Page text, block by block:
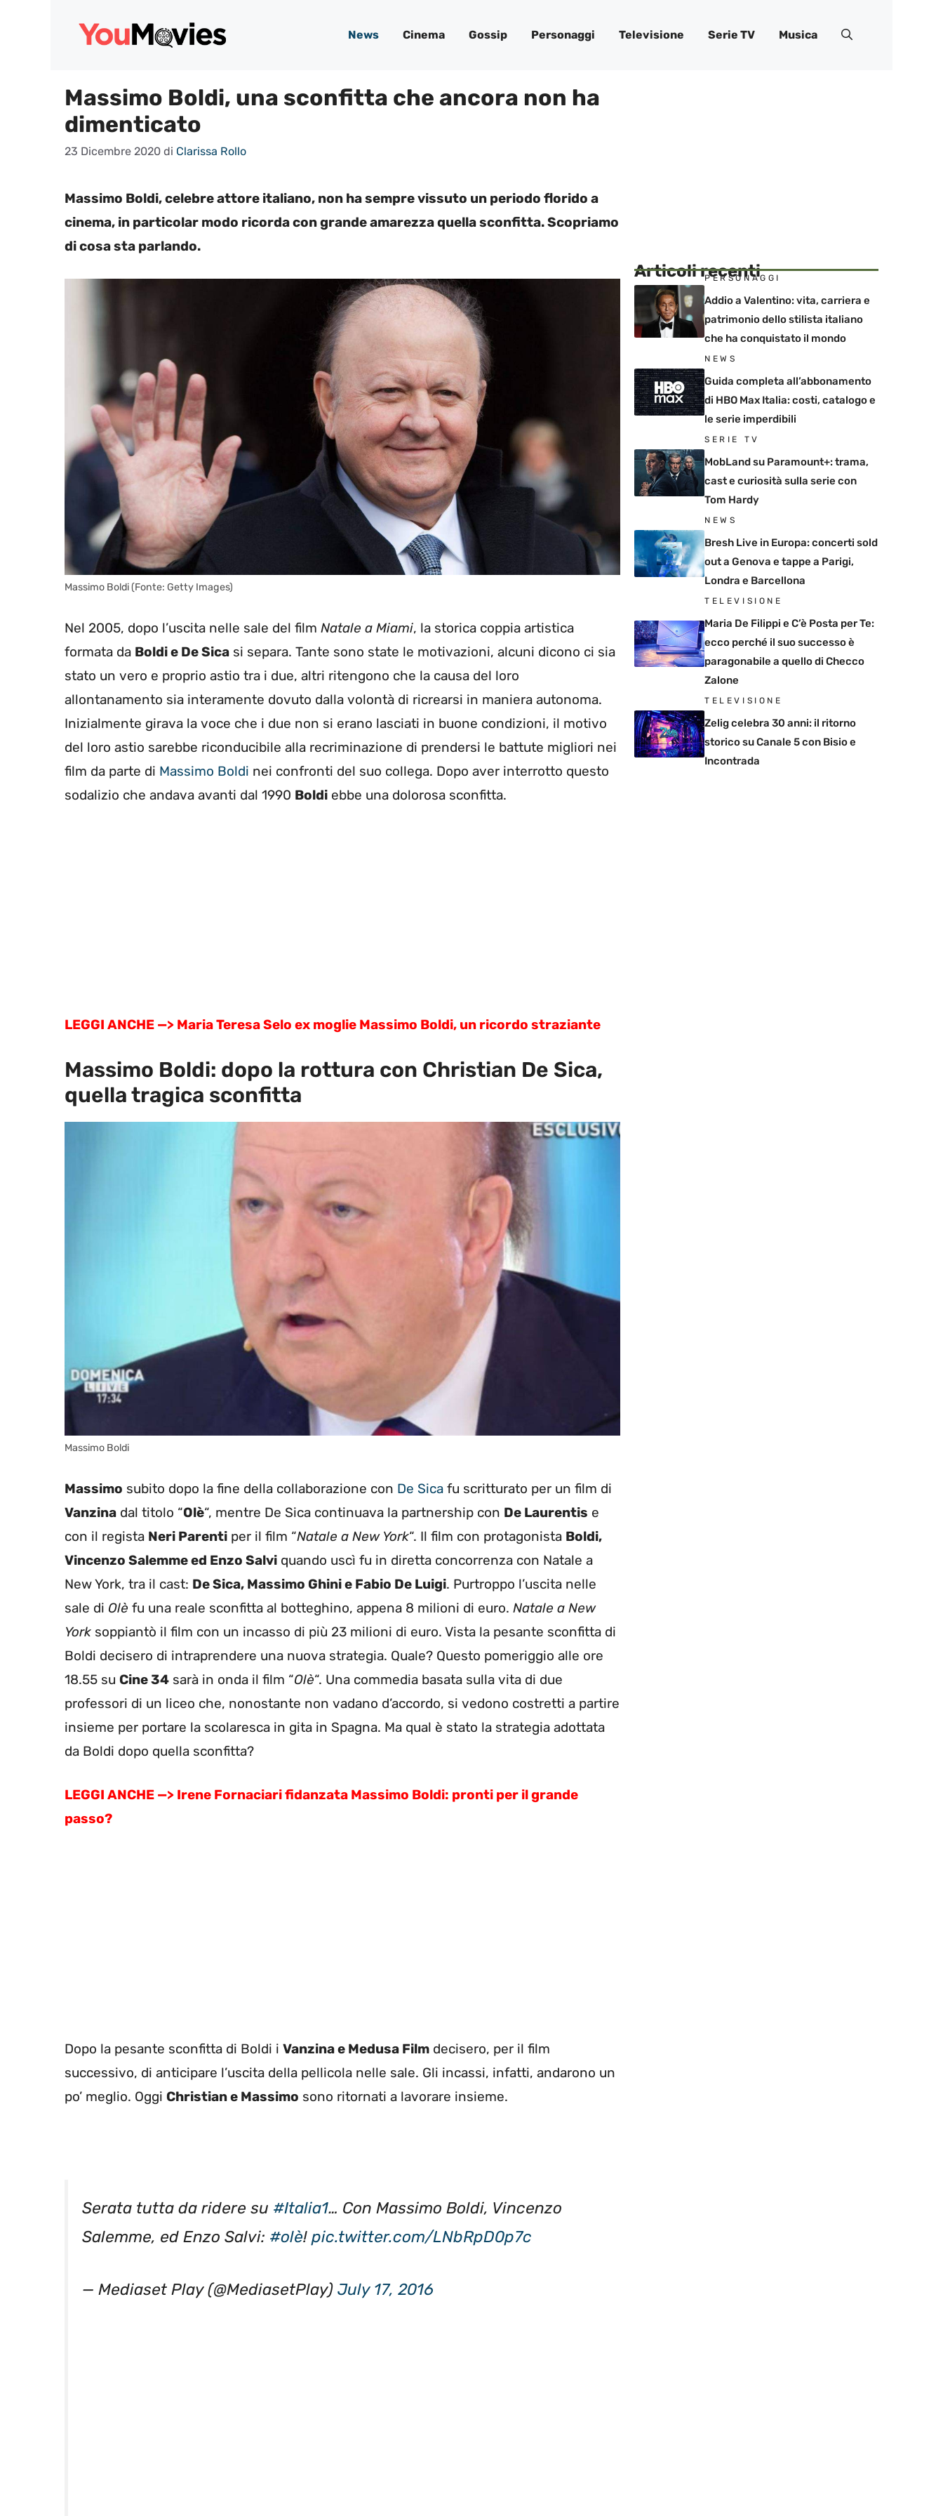
News Cinema Gossip Personaggi Televisione Serie TV Musica
Massimo Boldi, una sconfitta che ancora non ha
dimenticato
23 Dicembre 2020 di Clarissa Rollo
Massimo Boldi, celebre attore italiano, non ha sempre vissuto un periodo florido a
cinema, in particolar modo ricorda con grande amarezza quella sconfitta. Scopriamo
di cosa sta parlando.
Massimo Boldi (Fonte: Getty Images)
Nel 2005, dopo l’uscita nelle sale del film Natale a Miami, la storica coppia artistica
formata da Boldi e De Sica si separa. Tante sono state le motivazioni, alcuni dicono ci sia
stato un vero e proprio astio tra i due, altri ritengono che la causa del loro
allontanamento sia interamente dovuto dalla volontà di ricrearsi in maniera autonoma.
Inizialmente girava la voce che i due non si erano lasciati in buone condizioni, il motivo
del loro astio sarebbe riconducibile alla recriminazione di prendersi le battute migliori nei
film da parte di Massimo Boldi nei confronti del suo collega. Dopo aver interrotto questo
sodalizio che andava avanti dal 1990 Boldi ebbe una dolorosa sconfitta.
LEGGI ANCHE —> Maria Teresa Selo ex moglie Massimo Boldi, un ricordo straziante
Massimo Boldi: dopo la rottura con Christian De Sica,
quella tragica sconfitta
Massimo Boldi
Massimo subito dopo la fine della collaborazione con De Sica fu scritturato per un film di
Vanzina dal titolo “Olè“, mentre De Sica continuava la partnership con De Laurentis e
con il regista Neri Parenti per il film “Natale a New York“. Il film con protagonista Boldi,
Vincenzo Salemme ed Enzo Salvi quando uscì fu in diretta concorrenza con Natale a
New York, tra il cast: De Sica, Massimo Ghini e Fabio De Luigi. Purtroppo l’uscita nelle
sale di Olè fu una reale sconfitta al botteghino, appena 8 milioni di euro. Natale a New
York soppiantò il film con un incasso di più 23 milioni di euro. Vista la pesante sconfitta di
Boldi decisero di intraprendere una nuova strategia. Quale? Questo pomeriggio alle ore
18.55 su Cine 34 sarà in onda il film “Olè“. Una commedia basata sulla vita di due
professori di un liceo che, nonostante non vadano d’accordo, si vedono costretti a partire
insieme per portare la scolaresca in gita in Spagna. Ma qual è stato la strategia adottata
da Boldi dopo quella sconfitta?
LEGGI ANCHE —> Irene Fornaciari fidanzata Massimo Boldi: pronti per il grande
passo?
Dopo la pesante sconfitta di Boldi i Vanzina e Medusa Film decisero, per il film
successivo, di anticipare l’uscita della pellicola nelle sale. Gli incassi, infatti, andarono un
po’ meglio. Oggi Christian e Massimo sono ritornati a lavorare insieme.
Serata tutta da ridere su #Italia1 … Con Massimo Boldi, Vincenzo
Salemme, ed Enzo Salvi: #olè! pic.twitter.com/LNbRpD0p7c
— Mediaset Play (@MediasetPlay) July 17, 2016
Articoli recenti
PERSONAGGI
Addio a Valentino: vita, carriera e
patrimonio dello stilista italiano
che ha conquistato il mondo
NEWS
Guida completa all’abbonamento
di HBO Max Italia: costi, catalogo e
le serie imperdibili
SERIE TV
MobLand su Paramount+: trama,
cast e curiosità sulla serie con
Tom Hardy
NEWS
Bresh Live in Europa: concerti sold
out a Genova e tappe a Parigi,
Londra e Barcellona
TELEVISIONE
Maria De Filippi e C’è Posta per Te:
ecco perché il suo successo è
paragonabile a quello di Checco
Zalone
TELEVISIONE
Zelig celebra 30 anni: il ritorno
storico su Canale 5 con Bisio e
Incontrada